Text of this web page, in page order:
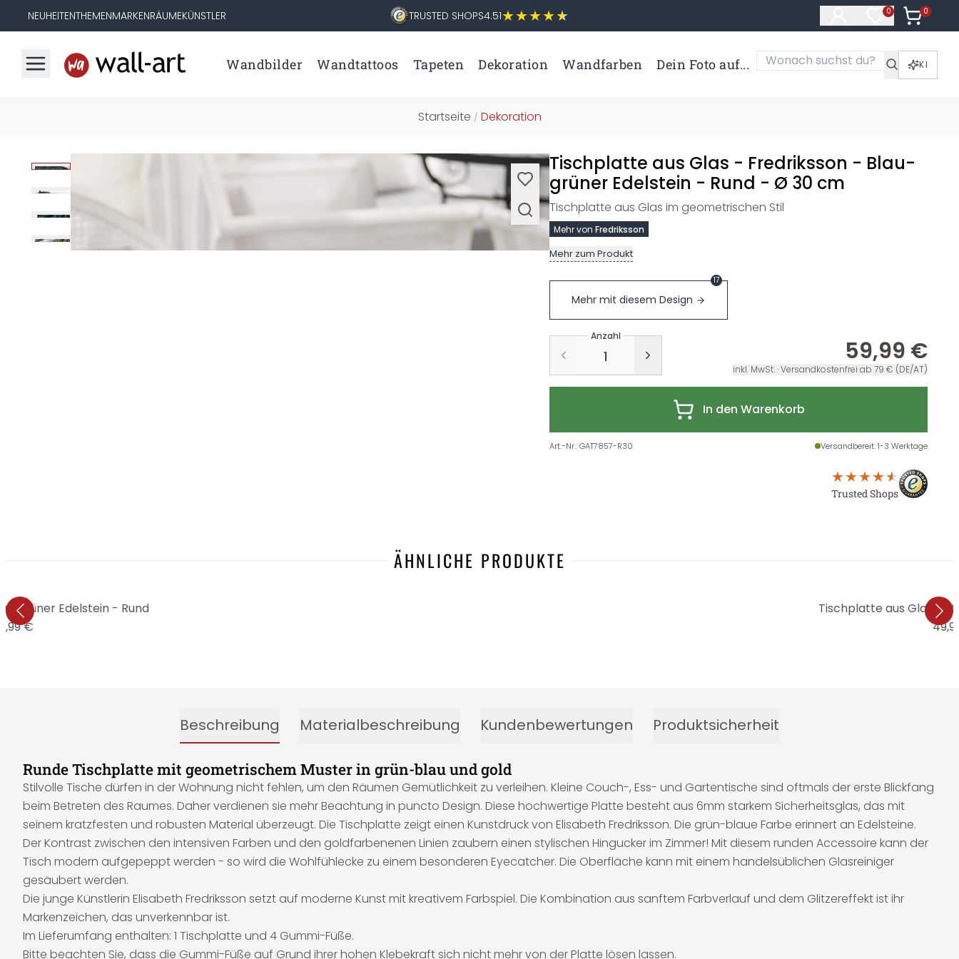
NEUHEITENTHEMENMARKENRÄUMEKÜNSTLER TRUSTED SHOPS4.51 0
Artikel im
0
Artikel
Wandbilder Wandtattoos Tapeten Dekoration Wandfarben Dein Foto auf... KI
Startseite / Dekoration
Tischplatte aus Glas - Fredriksson - Blau-
grüner Edelstein - Rund - Ø 30 cm
Tischplatte aus Glas im geometrischen Stil
Mehr von Fredriksson
Mehr zum Produkt
Mehr mit diesem Design
17
Anzahl
59,99 €
inkl. MwSt. · Versandkostenfrei ab 79 € (DE/AT)
In den Warenkorb
Art.-Nr.:GAT7857-R30 Versandbereit: 1-3 Werktage
Trusted Shops
ÄHNLICHE PRODUKTE
grüner Edelstein - Rund
€
Tischplatte aus Glas -
Beschreibung Materialbeschreibung Kundenbewertungen Produktsicherheit
Runde Tischplatte mit geometrischem Muster in grün-blau und gold
Stilvolle Tische dürfen in der Wohnung nicht fehlen, um den Räumen Gemütlichkeit zu verleihen. Kleine Couch-, Ess- und Gartentische sind oftmals der erste Blickfang
beim Betreten des Raumes. Daher verdienen sie mehr Beachtung in puncto Design. Diese hochwertige Platte besteht aus 6mm starkem Sicherheitsglas, das mit
seinem kratzfesten und robusten Material überzeugt. Die Tischplatte zeigt einen Kunstdruck von Elisabeth Fredriksson. Die grün-blaue Farbe erinnert an Edelsteine.
Der Kontrast zwischen den intensiven Farben und den goldfarbenenen Linien zaubern einen stylischen Hingucker im Zimmer! Mit diesem runden Accessoire kann der
Tisch modern aufgepeppt werden - so wird die Wohlfühlecke zu einem besonderen Eyecatcher. Die Oberfläche kann mit einem handelsüblichen Glasreiniger
gesäubert werden.
Die junge Künstlerin Elisabeth Fredriksson setzt auf moderne Kunst mit kreativem Farbspiel. Die Kombination aus sanftem Farbverlauf und dem Glitzereffekt ist ihr
Markenzeichen, das unverkennbar ist.
Im Lieferumfang enthalten: 1 Tischplatte und 4 Gummi-Füße.
Bitte beachten Sie, dass die Gummi-Füße auf Grund ihrer hohen Klebekraft sich nicht mehr von der Platte lösen lassen.